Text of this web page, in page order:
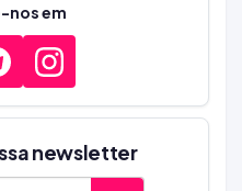
nos em
newsletter